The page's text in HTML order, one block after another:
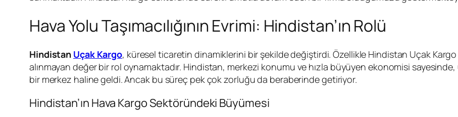
Hava Yolu Taşımacılığının Evrimi: Hindistan’ın Rolü
Hindistan Uçak Kargo, küresel ticaretin dinamiklerini bir şekilde değiştirdi. Özellikle Hindistan Uçak
alınmayan değer bir rol oynamaktadır. Hindistan, merkezi konumu ve hızla büyüyen ekonomisi
bir merkez haline geldi. Ancak bu süreç pek çok zorluğu da beraberinde getiriyor.
Hindistan’ın Hava Kargo Sektöründeki Büyümesi